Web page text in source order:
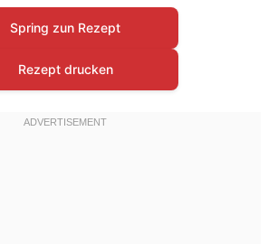
Spring zun Rezept
Rezept drucken